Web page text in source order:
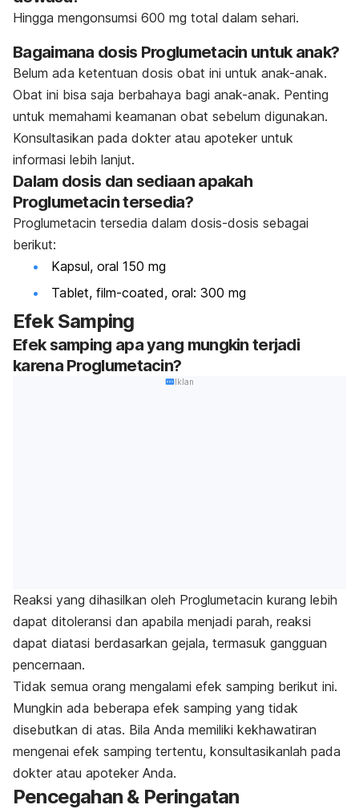
Hingga mengonsumsi 600 mg total dalam sehari.
Bagaimana dosis Proglumetacin untuk anak?
Belum ada ketentuan dosis obat ini untuk anak-anak.
Obat ini bisa saja berbahaya bagi anak-anak. Penting
untuk memahami keamanan obat sebelum digunakan.
Konsultasikan pada dokter atau apoteker untuk
informasi lebih lanjut.
Dalam dosis dan sediaan apakah
Proglumetacin tersedia?
Proglumetacin tersedia dalam dosis-dosis sebagai
berikut:
Kapsul, oral 150 mg
Tablet, film-coated, oral: 300 mg
Efek Samping
Efek samping apa yang mungkin terjadi
karena Proglumetacin?
Iklan
Reaksi yang dihasilkan oleh Proglumetacin kurang lebih
dapat ditoleransi dan apabila menjadi parah, reaksi
dapat diatasi berdasarkan gejala, termasuk gangguan
pencernaan.
Tidak semua orang mengalami efek samping berikut ini.
Mungkin ada beberapa efek samping yang tidak
disebutkan di atas. Bila Anda memiliki kekhawatiran
mengenai efek samping tertentu, konsultasikanlah pada
dokter atau apoteker Anda.
Pencegahan & Peringatan